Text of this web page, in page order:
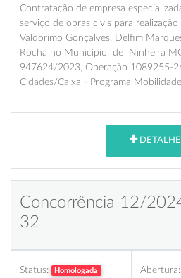
Contratação de empresa
serviço de obras civis para
Valdorimo Gonçalves, Delfim
Rocha no Município de Ninheira
947624/2023, Operação 1089255-
Cidades/Caixa - Programa
Concorrência 12/
32
Status: Homologada Abertura: